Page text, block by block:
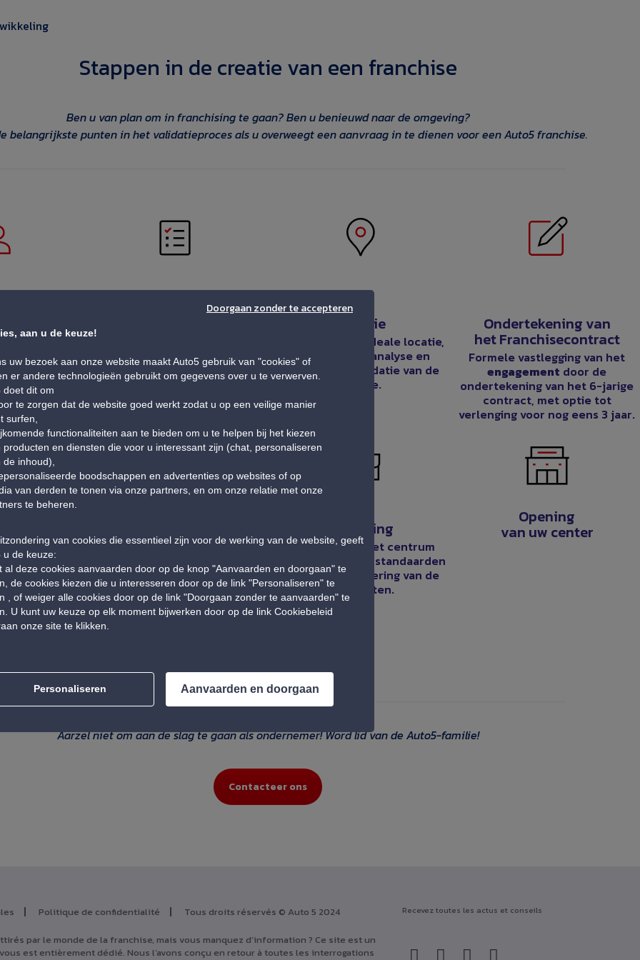
Stappen in de creatie van een franchise
Ben u van plan om in franchising te gaan?Ben u benieuwd naar de omgeving?
belangrijkste punten in het validatieproces als u overweegt een aanvraag in te dienen voor een Auto5 franchise.
Auto5
.
STAP 2 – VALIDATIE VAN
ontmoeting met het Auto5
management voor een
verwachtingen.
STAP 3 – SELECTIE EN
VALIDATIE VAN DE
LOCATIE :
Locatie
Zoeken naar de ideale locatie,
haalbaarheidsanalyse en
uiteindelijke validatie van de
locatie.
Ondertekening van
het Franchisecontract
Formele vastlegging van het
engagement door de
ondertekening van het 6-jarige
contract, met optie tot
verlenging voor nog eens 3 jaar.
:
van het
,
,
benodigde
en
de
Initiële Opleiding
van 3 tot 4 maanden om
essentiële vaardigheden en
kennis op te doen.
Inrichting
Opzetten van het centrum
volgens de Auto5 standaarden
en officiële lancering van de
activiteiten.
Opening
van uw center
Aarzel niet om aan de slag te gaan als ondernemer! Word lid van de Auto5-familie!
Contacteer ons
Politique de confidentialité Tous droits réservés © Auto 5 2024
par le monde de la franchise, mais vous manquez d’information ? Ce site est un
est entièrement dédié. Nous l’avons conçu en retour à toutes les interrogations
Recevez toutes les actus et conseils
aan u de keuze!
uw bezoek aan onze website maakt Auto5 gebruik van "cookies" of
er andere technologieën gebruikt om gegevens over u te verwerven.
doet dit om
te zorgen dat de website goed werkt zodat u op een veilige manier
surfen,
functionaliteiten aan te bieden om u te helpen bij het kiezen
producten en diensten die voor u interessant zijn (chat, personaliseren
de inhoud),
boodschappen en advertenties op websites of op
van derden te tonen via onze partners, en om onze relatie met onze
te beheren.
van cookies die essentieel zijn voor de werking van de website, geeft
u de keuze:
al deze cookies aanvaarden door op de knop "Aanvaarden en doorgaan" te
de cookies kiezen die u interesseren door op de link "Personaliseren" te
, of weiger alle cookies door op de link "Doorgaan zonder te aanvaarden" te
U kunt uw keuze op elk moment bijwerken door op de link Cookiebeleid
onze site te klikken.
Personaliseren
Doorgaan zonder te accepteren
Aanvaarden en doorgaan